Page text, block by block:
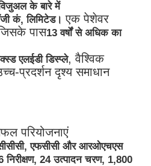
के बारे में
कं, लिमिटेड। एक पेशेवर
जिसके पास13 वर्षों से अधिक का
एलईडी डिस्प्ले, वैश्विक
प्रदर्शन दृश्य समाधान
परियोजनाएं
एफसीसी और आरओएचएस
निरीक्षण, 24 उत्पादन चरण, 1,800